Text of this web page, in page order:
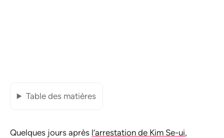
Table des matières
Quelques jours après l’arrestation de Kim Se-ui,